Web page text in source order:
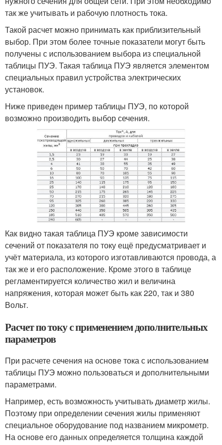
так же учитывать и рабочую плотность тока.
Такой расчет можно принимать как приблизительный
выбор. При этом более точные показатели могут быть
получены с использованием выбора из специальной
таблицы ПУЭ. Такая таблица ПУЭ является элементом
специальных правил устройства электрических
установок.
Ниже приведен пример таблицы ПУЭ, по которой
возможно производить выбор сечения.
Как видно такая таблица ПУЭ кроме зависимости
сечений от показателя по току ещё предусматривает и
учёт материала, из которого изготавливаются провода, а
так же и его расположение. Кроме этого в таблице
регламентируется количество жил и величина
напряжения, которая может быть как 220, так и 380
Вольт.
Расчет по току с применением дополнительных
параметров
При расчете сечения на основе тока с использованием
таблицы ПУЭ можно пользоваться и дополнительными
параметрами.
Например, есть возможность учитывать диаметр жилы.
Поэтому при определении сечения жилы применяют
специальное оборудование под названием микрометр.
На основе его данных определяется толщина каждой